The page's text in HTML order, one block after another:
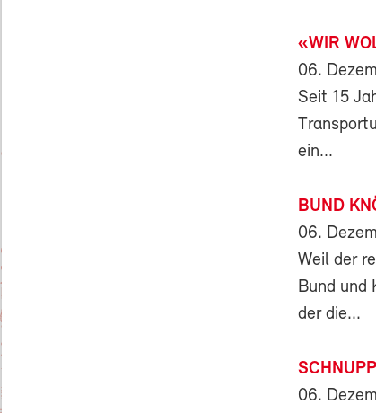
«WIR
06.
Seit 15
ein...
BUND
06.
Weil der
Bund und
der die...
06.